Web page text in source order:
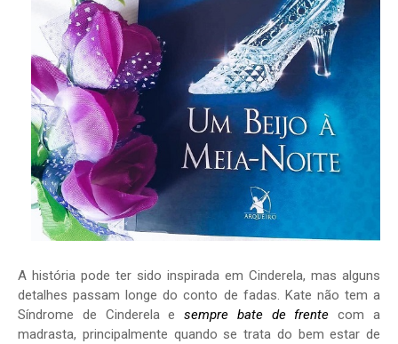
A história pode ter sido inspirada em Cinderela, mas alguns
detalhes passam longe do conto de fadas. Kate não tem a
Síndrome de Cinderela esempre bate de frente com a
madrasta, principalmente quando se trata do bem estar de